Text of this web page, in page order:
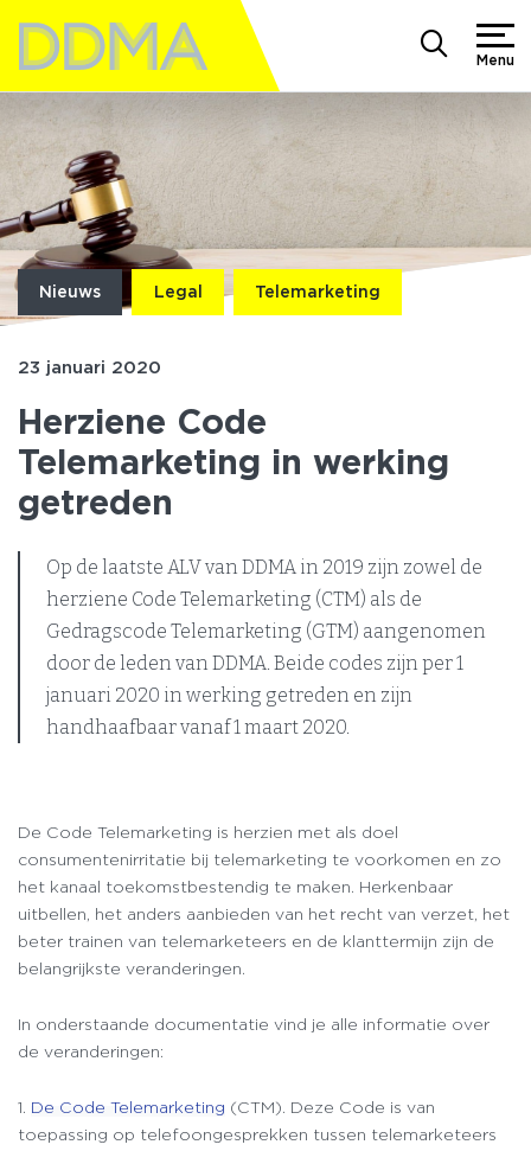
Menu
Nieuws Legal Telemarketing
23 januari 2020
Herziene Code
Telemarketing in werking
getreden
Op de laatste ALV van DDMA in 2019 zijn zowel de
herziene Code Telemarketing (CTM) als de
Gedragscode Telemarketing (GTM) aangenomen
door de leden van DDMA. Beide codes zijn per 1
januari 2020 in werking getreden en zijn
handhaafbaar vanaf 1 maart 2020.
De Code Telemarketing is herzien met als doel
consumentenirritatie bij telemarketing te voorkomen en zo
het kanaal toekomstbestendig te maken. Herkenbaar
uitbellen, het anders aanbieden van het recht van verzet, het
beter trainen van telemarketeers en de klanttermijn zijn de
belangrijkste veranderingen.
In onderstaande documentatie vind je alle informatie over
de veranderingen:
1. De Code Telemarketing (CTM). Deze Code is van
toepassing op telefoongesprekken tussen telemarketeers